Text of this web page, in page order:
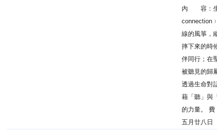
內 容：生
線的風箏，
摔下來的時
伴同行；在
被聽見的
透過生命對
藉「聽」與
的力量。
五月廿八日